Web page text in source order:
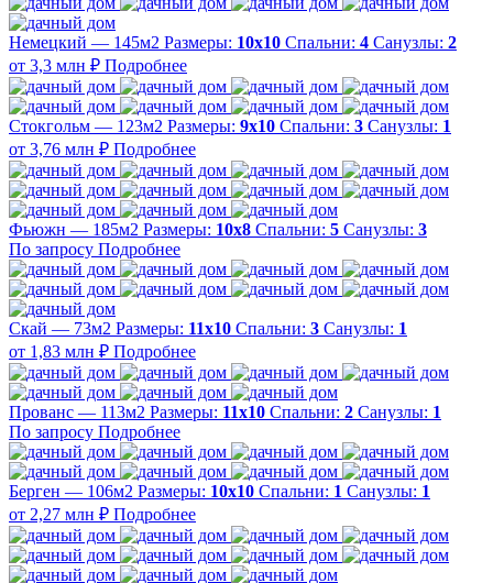
Немецкий — 145м2 Размеры: 10х10 Спальни: 4 Санузлы: 2
от 3,3 млн ₽ Подробнее
Стокгольм — 123м2 Размеры: 9х10 Спальни: 3 Санузлы: 1
от 3,76 млн ₽ Подробнее
Фьюжн — 185м2 Размеры: 10х8 Спальни: 5 Санузлы: 3
По запросу Подробнее
Скай — 73м2 Размеры: 11х10 Спальни: 3 Санузлы: 1
от 1,83 млн ₽ Подробнее
Прованс — 113м2 Размеры: 11х10 Спальни: 2 Санузлы: 1
По запросу Подробнее
Берген — 106м2 Размеры: 10х10 Спальни: 1 Санузлы: 1
от 2,27 млн ₽ Подробнее